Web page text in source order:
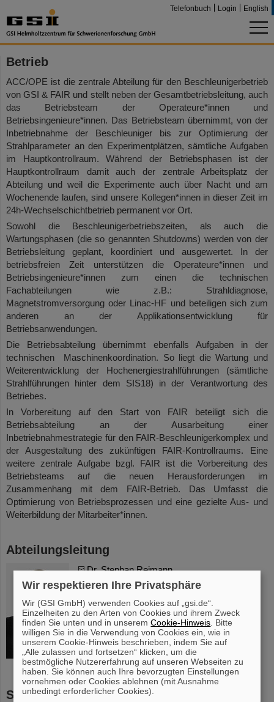
Telefonbuch Login English
Betrieb
ACC/OPE ist die zentrale Abteilung für den Beschleunigerbetrieb
von GSI & FAIR und stellt neben der Gesamtbetriebsleitung, auch
das Betriebsteam der Operateure*innen und
Betriebsingenieure*innen. Das Betriebsteam übernimmt, von der
Inbetriebnahme der Beschleuniger bis zur Optimierung der
Strahlparameter an den Experimentplätzen, sämtliche Aufgaben
im Hauptkontrollraum. Während der Betriebsphasen ist der
Hauptkontrollraum damit auch der zentrale Arbeitsplatz der
Abteilung und weil die Experimente auch über Nacht und am
Wochenende laufen, sind unsere Kollegen*innen in dieser Zeit im
24h-Wechselschichtbetrieb permanent vor Ort.
Sowohl die Beschleunigerbetriebszeiten, als auch die
Wartungsphasen (die so genannten Shutdowns) werden von der
Betriebsleitung geplant, koordiniert und ausgewertet. In der
betriebsfreien Zeit unterstützen die Operateure*innen und
Betriebsingenieure*innen zum einen die technischen
Fachabteilungen wie z.B.: Strahldiagnose,
Magnetstromversorgung oder Linac-HF und beteiligen sich zum
anderen an der Applikationsentwicklung für
Betriebsanwendungen.
Die Betriebsabteilung übernimmt ebenfalls Aufgaben in der
technischen Maschinenkoordination. So liegt die Wartung und
Weiterentwicklung der Hochenergiestrahlführungen (sämtliche
Strahlführungen hinter dem SIS18) in der Verantwortung des
Betriebes.
In Vorbereitung auf den Start von FAIR beteiligt sich die
Betriebsabteilung an der Ausarbeitung einer
Inbetriebnahmestrategie für den FAIR-Beschleunigerkomplex und
der Ausgestaltung des zukünftigen FAIR-Kontrollraums. Eine
weitere zentrale Aufgabe bzgl. FAIR ist die Vorbereitung des
Betriebsteams auf die neuen Herausforderungen im
Zusammenhang mit dem FAIR-Betrieb. Das Umfasst die
Optimierung von Betriebsprozessen und eine gezielte Aus- und
Weiterbildung der Mitarbeiter*innen.
Abteilungsleitung
Dr. Stephan Reimann
Gesamtbetriebsleitung GSI & FAIR
Tel: +49-6159-71-1591
Ort: SB1.4.104
Stellvertretung
Wir respektieren Ihre Privatsphäre
Wir (GSI GmbH) verwenden Cookies auf „gsi.de“.
Einzelheiten zu den Arten von Cookies und ihrem Zweck
finden Sie unten und in unseremCookie-Hinweis . Bitte
willigen Sie in die Verwendung von Cookies ein, wie in
unserem Cookie-Hinweis beschrieben, indem Sie auf
„Alle zulassen und fortsetzen“ klicken, um die
bestmögliche Nutzererfahrung auf unseren Webseiten zu
haben. Sie können auch Ihre bevorzugten Einstellungen
vornehmen oder Cookies ablehnen (mit Ausnahme
unbedingt erforderlicher Cookies).